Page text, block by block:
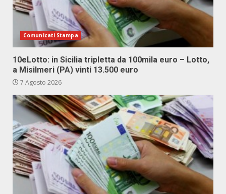
Comunicati Stampa
10eLotto: in Sicilia tripletta da 100mila euro – Lotto,
a Misilmeri (PA) vinti 13.500 euro
7 Agosto 2026